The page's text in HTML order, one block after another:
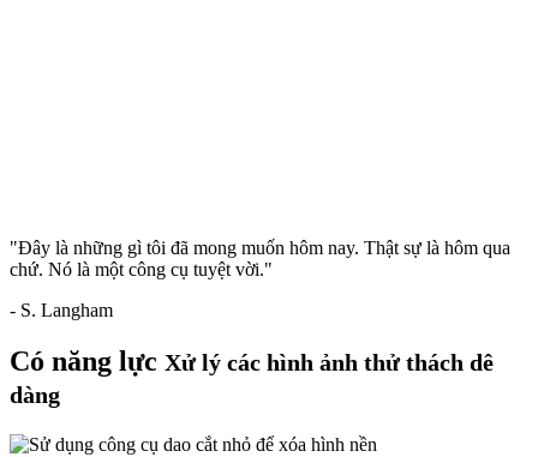
"Đây là những gì tôi đã mong muốn hôm nay. Thật sự là hôm qua
chứ. Nó là một công cụ tuyệt vời."
- S. Langham
Có năng lực Xử lý các hình ảnh thử thách dê
dàng